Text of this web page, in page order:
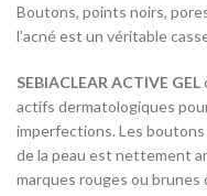
Boutons, points noirs,
l’acné est un véritable
SEBIACLEAR ACTIVE GEL
actifs dermatologiques
imperfections. Les
de la peau est nettement
marques rouges ou brunes